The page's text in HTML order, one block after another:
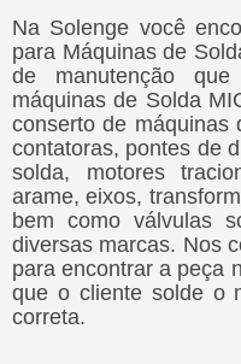
Na Solenge você
para Máquinas de
de manutenção
máquinas de Solda
conserto de máquinas
contatoras, pontes de
solda, motores
arame, eixos,
bem como válvulas
diversas marcas. Nos
para encontrar a peça
que o cliente solde o
correta.